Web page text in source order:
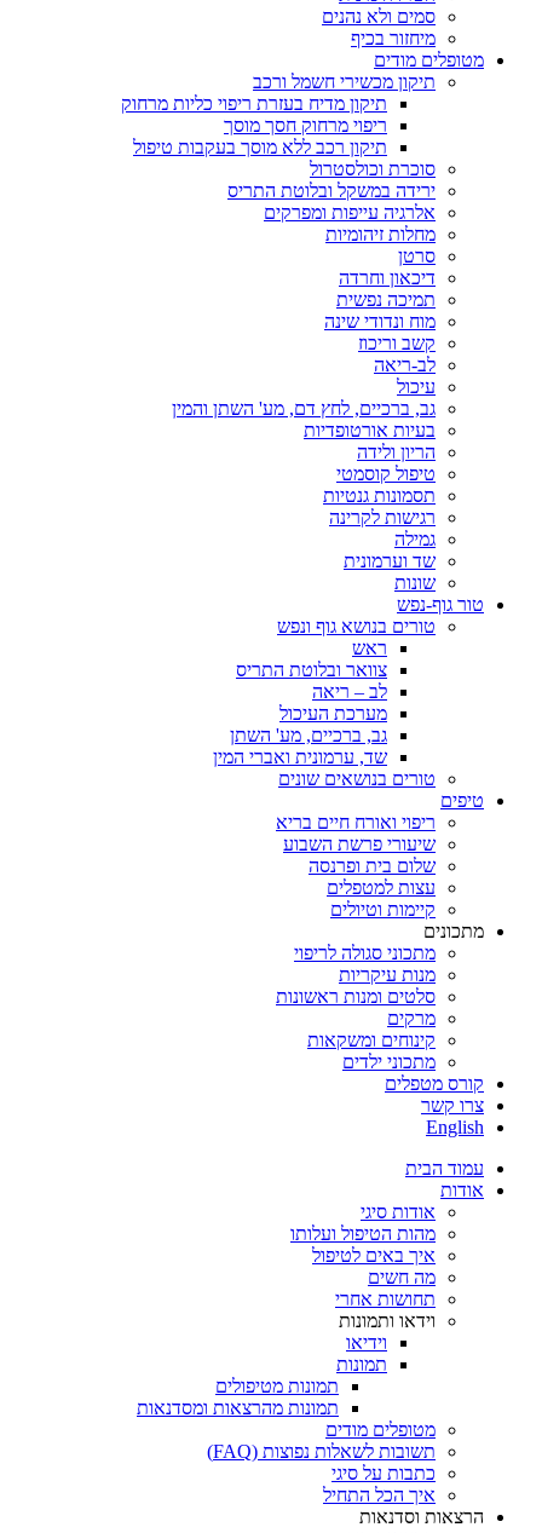
סמים ולא נהנים
מיחזור בכיף
מטופלים מודים
תיקון מכשירי חשמל ורכב
תיקון מדיח בעזרת ריפוי כליות מרחוק
ריפוי מרחוק חסך מוסך
תיקון רכב ללא מוסך בעקבות טיפול
סוכרת וכולסטרול
ירידה במשקל ובלוטת התריס
אלרגיה עייפות ומפרקים
מחלות זיהומיות
סרטן
דיכאון וחרדה
תמיכה נפשית
מוח ונדודי שינה
קשב וריכוז
לב-ריאה
עיכול
גב, ברכיים, לחץ דם, מע' השתן והמין
בעיות אורטופדיות
הריון ולידה
טיפול קוסמטי
תסמונות גנטיות
רגישות לקרינה
גמילה
שד וערמונית
שונות
טור גוף-נפש
טורים בנושא גוף ונפש
ראש
צוואר ובלוטת התריס
לב – ריאה
מערכת העיכול
גב, ברכיים, מע' השתן
שד, ערמונית ואברי המין
טורים בנושאים שונים
טיפים
ריפוי ואורח חיים בריא
שיעורי פרשת השבוע
שלום בית ופרנסה
עצות למטפלים
קיימות וטיולים
מתכונים
מתכוני סגולה לריפוי
מנות עיקריות
סלטים ומנות ראשונות
מרקים
קינוחים ומשקאות
מתכוני ילדים
קורס מטפלים
צרו קשר
English
עמוד הבית
אודות
אודות סיגי
מהות הטיפול ועלותו
איך באים לטיפול
מה חשים
תחושות אחרי
וידאו ותמונות
וידיאו
תמונות
תמונות מטיפולים
תמונות מהרצאות ומסדנאות
מטופלים מודים
תשובות לשאלות נפוצות (FAQ)
כתבות על סיגי
איך הכל התחיל
הרצאות וסדנאות